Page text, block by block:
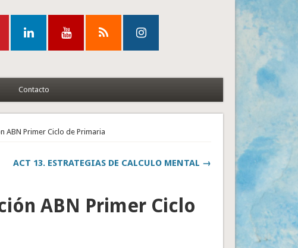
Contacto
ABN Primer Ciclo de Primaria
ACT 13. ESTRATEGIAS DE CALCULO MENTAL →
ABN Primer Ciclo